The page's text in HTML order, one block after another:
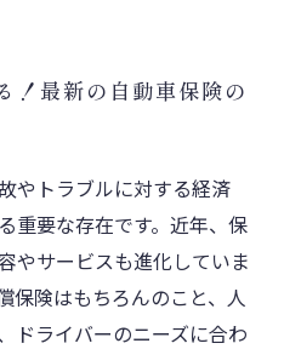
！最新の自動車保険の
やトラブルに対する経済
重要な存在です。近年、保
やサービスも進化していま
保険はもちろんのこと、人
ドライバーのニーズに合わ